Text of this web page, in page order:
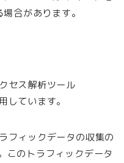
合があります。
セス解析ツール
しています。
フィックデータの収集の
このトラフィックデータ